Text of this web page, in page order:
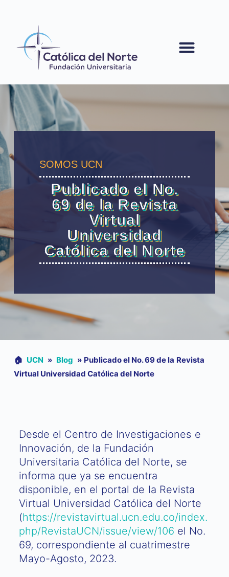
SOMOS UCN
Publicado el No.
69 de la Revista
Virtual
Universidad
Católica del Norte
🏠︎ UCN » Blog » Publicado el No. 69 de la Revista
Virtual Universidad Católica del Norte
Desde el Centro de Investigaciones e
Innovación, de la Fundación
Universitaria Católica del Norte, se
informa que ya se encuentra
disponible, en el portal de la Revista
Virtual Universidad Católica del Norte
(https://revistavirtual.ucn.edu.co/index.
php/RevistaUCN/issue/view/106 el No.
69, correspondiente al cuatrimestre
Mayo-Agosto, 2023.